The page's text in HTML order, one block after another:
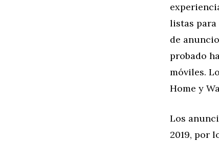
listas
de
probado
móviles.
Home y
Los
2019, por